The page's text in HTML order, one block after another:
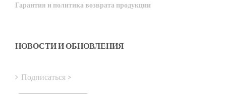
Гарантия и политика возврата продукции
НОВОСТИ И ОБНОВЛЕНИЯ
Подписаться >